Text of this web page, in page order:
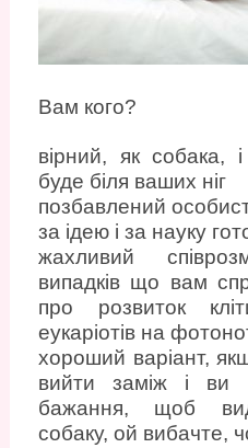
Вам кого?
вірний, як собака,
буде біля ваших ніг
позбавлений
за ідею і за науку
жахливий
випадків що вам
про розвиток
еукаріотів на
хороший варіант,
вийти заміж і ви
бажання, щоб
собаку, ой вибачте,